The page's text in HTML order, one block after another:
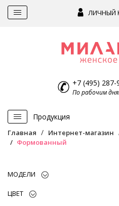
ЛИЧНЫЙ
+7 (495) 287-
По рабочим
Продукция
Главная Интернет-магазин
Формованный
МОДЕЛИ
ЦВЕТ